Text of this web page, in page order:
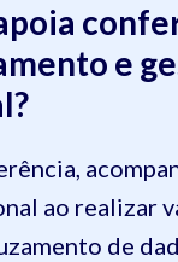
e
ao realizar
de